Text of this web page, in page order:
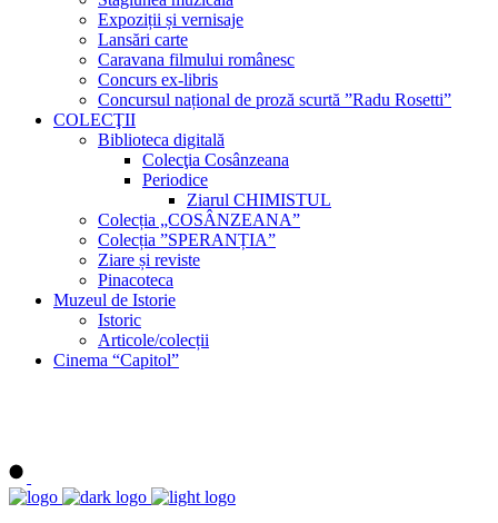
Expoziții și vernisaje
Lansări carte
Caravana filmului românesc
Concurs ex-libris
Concursul național de proză scurtă ”Radu Rosetti”
COLECŢII
Biblioteca digitală
Colecţia Cosânzeana
Periodice
Ziarul CHIMISTUL
Colecția „COSÂNZEANA”
Colecția ”SPERANȚIA”
Ziare și reviste
Pinacoteca
Muzeul de Istorie
Istoric
Articole/colecții
Cinema “Capitol”